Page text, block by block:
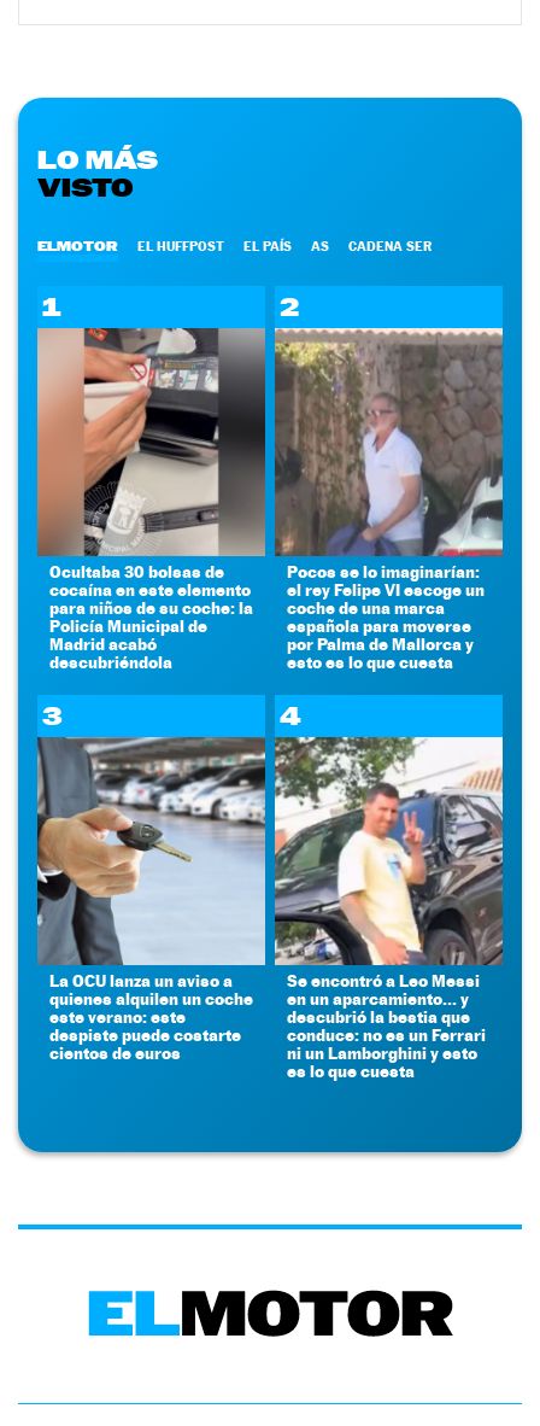
LO MÁS
VISTO
ELMOTOR EL HUFFPOST EL PAÍS AS CADENA SER
1
Ocultaba 30 bolsas de
cocaína en este elemento
para niños de su coche: la
Policía Municipal de
Madrid acabó
descubriéndola
2
Pocos se lo imaginarían:
el rey Felipe VI escoge un
coche de una marca
española para moverse
por Palma de Mallorca y
esto es lo que cuesta
3
La OCU lanza un aviso a
quienes alquilen un coche
este verano: este
despiste puede costarte
cientos de euros
4
Se encontró a Leo Messi
en un aparcamiento... y
descubrió la bestia que
conduce: no es un Ferrari
ni un Lamborghini y esto
es lo que cuesta